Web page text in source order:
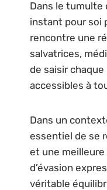
Dans le tumulte
instant pour soi
rencontre une
salvatrices,
de saisir
accessibles à
Dans un
essentiel de se
et une
d’évasion
véritable